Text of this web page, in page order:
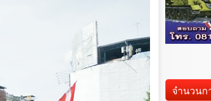
จำนวนก